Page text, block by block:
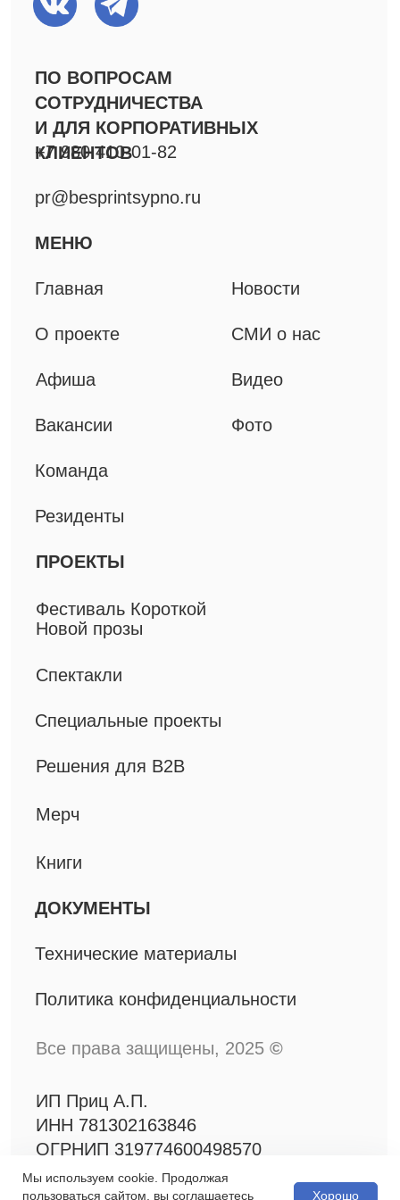
Все права защищены, 2025
ИП Приц А.П.
ОГРНИП 319774600498570
ПРОЕКТЫ
Новой прозы
Книги
Мерч
ДОКУМЕНТЫ
Вакансии
Резиденты
Мы используем cookie. Продолжая
пользоваться сайтом, вы соглашаетесь
Хорошо